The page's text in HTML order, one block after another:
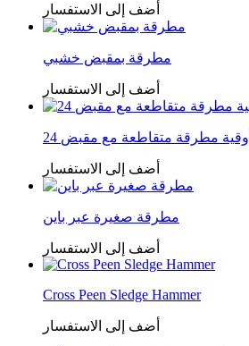
أضف إلى الاستفسار
مطرقة بمقبض خشبي
أضف إلى الاستفسار
24 أوقية مطرقة متقاطعة مع مقبض
أضف إلى الاستفسار
مطرقة صغيرة عبر باين
أضف إلى الاستفسار
Cross Peen Sledge Hammer
أضف إلى الاستفسار